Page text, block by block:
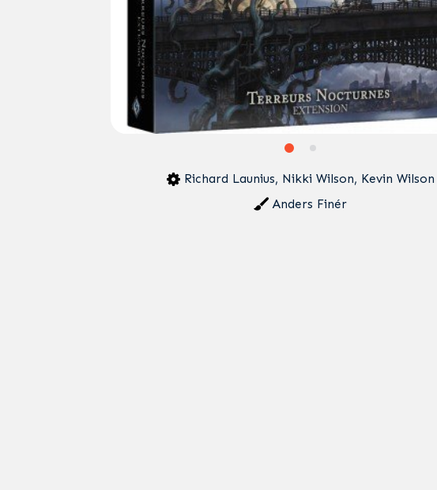
Richard Launius, Nikki Wilson, Kevin Wilson
Anders Finér